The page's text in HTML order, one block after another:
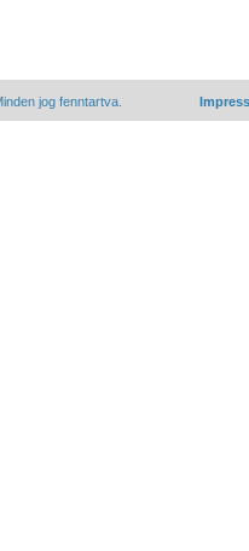
jog fenntartva.